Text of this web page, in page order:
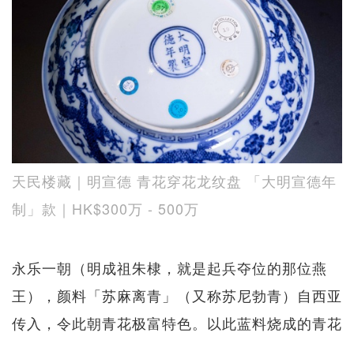
天民楼藏｜明宣德 青花穿花龙纹盘 「大明宣德年
制」款｜HK$300万 - 500万
永乐一朝（明成祖朱棣，就是起兵夺位的那位燕
王），颜料「苏麻离青」（又称苏尼勃青）自西亚
传入，令此朝青花极富特色。以此蓝料烧成的青花